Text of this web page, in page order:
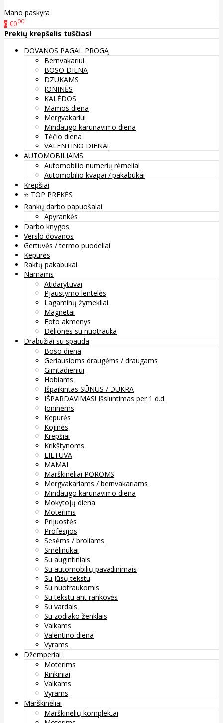
Mano paskyra
0 €000
Prekių krepšelis tuščias!
DOVANOS PAGAL PROGĄ
Bernvakariui
BOSO DIENA
DZŪKAMS
JONINĖS
KALĖDOS
Mamos diena
Mergvakariui
Mindaugo karūnavimo diena
Tėčio diena
VALENTINO DIENA!
AUTOMOBILIAMS
Automobilio numerių rėmeliai
Automobilio kvapai / pakabukai
Krepšiai
⭐️ TOP PREKĖS
Rankų darbo papuošalai
Apyrankės
Darbo knygos
Verslo dovanos
Gertuvės / termo puodeliai
Kepurės
Raktų pakabukai
Namams
Atidarytuvai
Pjaustymo lentelės
Lagaminų žymekliai
Magnetai
Foto akmenys
Dėlionės su nuotrauka
Drabužiai su spauda
Boso diena
Geriausioms draugėms / draugams
Gimtadieniui
Hobiams
Išpaikintas SŪNUS / DUKRA
IŠPARDAVIMAS! Išsiuntimas per 1 d.d.
Joninėms
Kepurės
Kojinės
Krepšiai
Krikštynoms
LIETUVA
MAMAI
Marškinėliai POROMS
Mergvakariams / bernvakariams
Mindaugo karūnavimo diena
Mokytojų diena
Moterims
Prijuostės
Profesijos
Sesėms / broliams
Smėlinukai
Su augintiniais
Su automobilių pavadinimais
Su Jūsų tekstu
Su nuotraukomis
Su tekstu ant rankovės
Su vardais
Su zodiako ženklais
Vaikams
Valentino diena
Vyrams
Džemperiai
Moterims
Rinkiniai
Vaikams
Vyrams
Marškinėliai
Marškinėlių komplektai